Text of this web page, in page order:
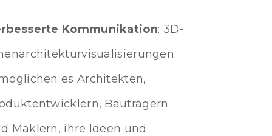
Kommunikation: 3D-
es Architekten,
Bauträgern
Maklern, ihre Ideen und